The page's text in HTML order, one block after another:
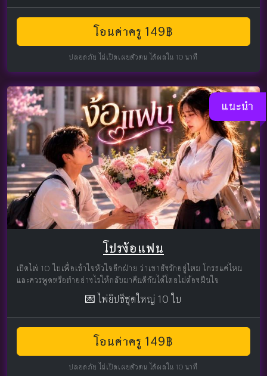
โอนค่าครู 149฿
ปลอดภัย ไม่เปิดเผยตัวตน ได้ผลใน 10 นาที
แนะนำ
โปรง้อแฟน
เปิดไพ่ 10 ใบเพื่อเข้าใจหัวใจอีกฝ่าย ว่าเขายังรักอยู่ไหม โกรธแค่ไหน
และควรพูดหรือทำอย่างไรให้กลับมาคืนดีกันได้โดยไม่ต้องฝืนใจ
💌 ไพ่ยิปซีชุดใหญ่ 10 ใบ
โอนค่าครู 149฿
ปลอดภัย ไม่เปิดเผยตัวตน ได้ผลใน 10 นาที